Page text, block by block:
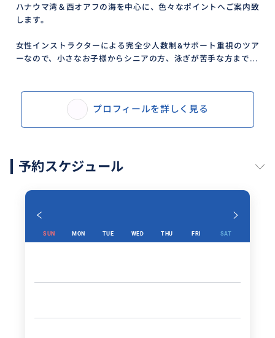
ハナウマ湾＆西オアフの海を中心に、色々なポイントへご案内致
します。
女性インストラクターによる完全少人数制&サポート重視のツア
ーなので、小さなお子様からシニアの方、泳ぎが苦手な方まで...
プロフィールを詳しく見る
予約スケジュール
SUN MON TUE WED THU FRI SAT